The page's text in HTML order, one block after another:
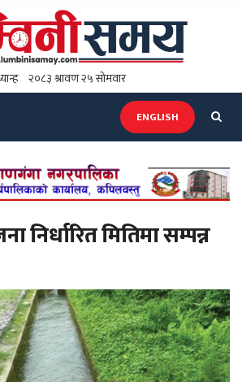
ENGLISH
निर्धारित मितिमा सम्पन्न